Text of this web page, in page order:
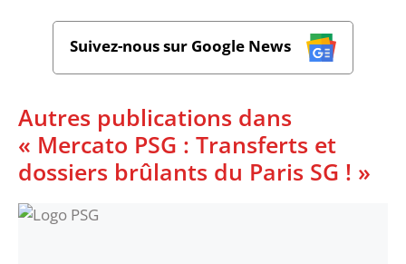
Suivez-nous sur Google News
Autres publications dans
« Mercato PSG : Transferts et
dossiers brûlants du Paris SG ! »